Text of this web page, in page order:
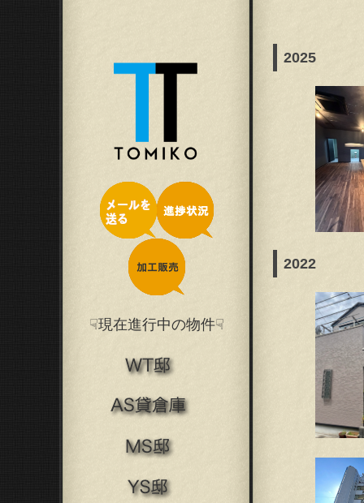
2025
2022
☟現在進行中の物件☟